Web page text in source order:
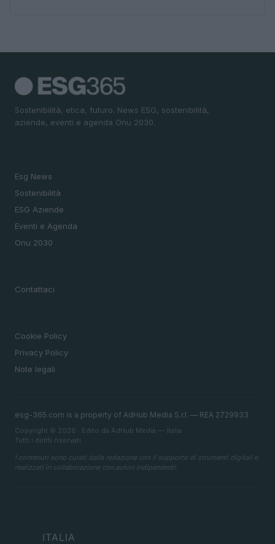
Sostenibilità, etica, futuro. News ESG, sostenibilità,
aziende, eventi e agenda Onu 2030.
Esg News
Sostenibilità
ESG Aziende
Eventi e Agenda
Onu 2030
Contattaci
Cookie Policy
Privacy Policy
Note legali
esg-365.com is a property of AdHub Media S.r.l. — REA 2729933
Copyright © 2026 · Edito da AdHub Media — Italia
Tutti i diritti riservati
I contenuti sono curati dalla redazione con il supporto di strumenti digitali e
realizzati in collaborazione con autori indipendenti.
ITALIA